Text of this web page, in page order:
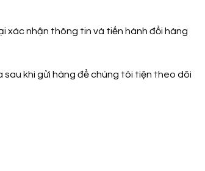
xác nhận thông tin và tiến hành đổi hàng
sau khi gửi hàng để chúng tôi tiện theo dõi